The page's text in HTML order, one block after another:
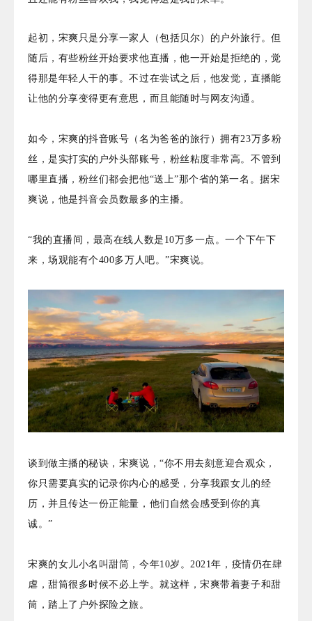
起初，宋爽只是分享一家人（包括贝尔）的户外旅行。但
随后，有些粉丝开始要求他直播，他一开始是拒绝的，觉
得那是年轻人干的事。不过在尝试之后，他发觉，直播能
让他的分享变得更有意思，而且能随时与网友沟通。
如今，宋爽的抖音账号（名为爸爸的旅行）拥有23万多粉
丝，是实打实的户外头部账号，粉丝粘度非常高。不管到
哪里直播，粉丝们都会把他“送上”那个省的第一名。据宋
爽说，他是抖音会员数最多的主播。
“我的直播间，最高在线人数是10万多一点。一个下午下
来，场观能有个400多万人吧。”宋爽说。
谈到做主播的秘诀，宋爽说，“你不用去刻意迎合观众，
你只需要真实的记录你内心的感受，分享我跟女儿的经
历，并且传达一份正能量，他们自然会感受到你的真
诚。”
宋爽的女儿小名叫甜筒，今年10岁。2021年，疫情仍在肆
虐，甜筒很多时候不必上学。就这样，宋爽带着妻子和甜
筒，踏上了户外探险之旅。